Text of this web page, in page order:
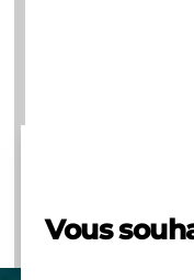
Vous